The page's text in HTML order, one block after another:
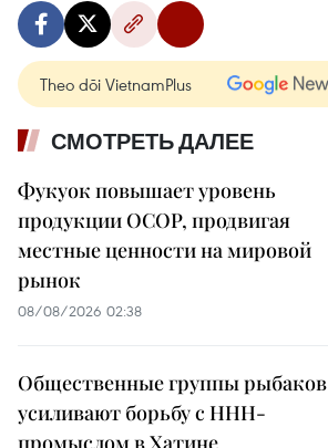
Theo dõi VietnamPlus
СМОТРЕТЬ ДАЛЕЕ
Фукуок повышает уровень
продукции OCOP, продвигая
местные ценности на мировой
рынок
08/08/2026 02:38
Общественные группы рыбаков
усиливают борьбу с ННН-
промыслом в Хатине